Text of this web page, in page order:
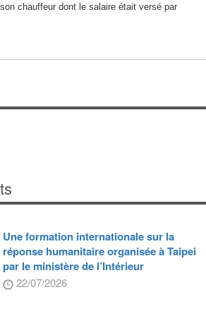
chauffeur dont le salaire était versé par
Une formation internationale sur la
réponse humanitaire organisée à Taipei
par le ministère de l’Intérieur
22/07/2026